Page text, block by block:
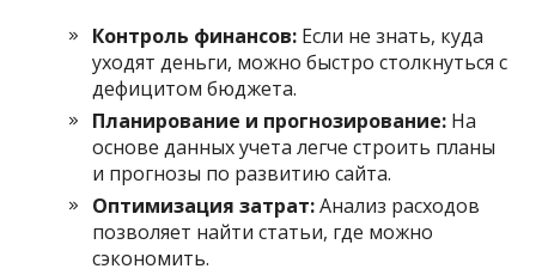
Контроль финансов: Если не знать, куда
уходят деньги, можно быстро столкнуться с
дефицитом бюджета.
Планирование и прогнозирование: На
основе данных учета легче строить планы
и прогнозы по развитию сайта.
Оптимизация затрат:Анализ расходов
позволяет найти статьи, где можно
сэкономить.